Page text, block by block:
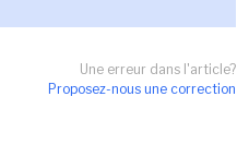
Une erreur dans l'article?
Proposez-nous une correction